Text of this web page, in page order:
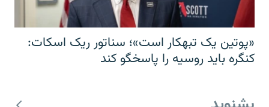
«پوتین یک تبهکار است»؛ سناتور ریک اسکات:
کنگره باید روسیه را پاسخگو کند